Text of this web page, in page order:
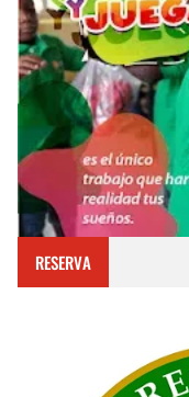
RESERVA